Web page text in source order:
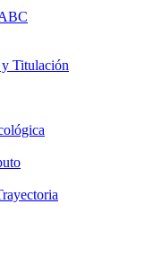
y Titulación